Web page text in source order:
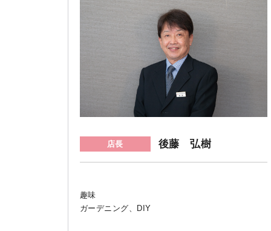
店長 後藤 弘樹
趣味
ガーデニング、DIY